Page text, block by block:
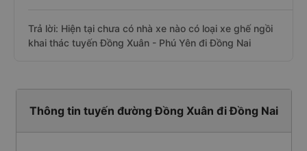
Trả lời: Hiện tại chưa có nhà xe nào có loại xe ghế ngồi
khai thác tuyến Đồng Xuân - Phú Yên đi Đồng Nai
Thông tin tuyến đường Đồng Xuân đi Đồng Nai